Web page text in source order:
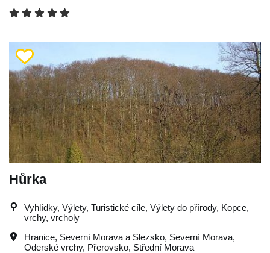
Hůrka
Vyhlídky, Výlety, Turistické cíle, Výlety do přírody, Kopce,
vrchy, vrcholy
Hranice, Severní Morava a Slezsko, Severní Morava,
Oderské vrchy, Přerovsko, Střední Morava